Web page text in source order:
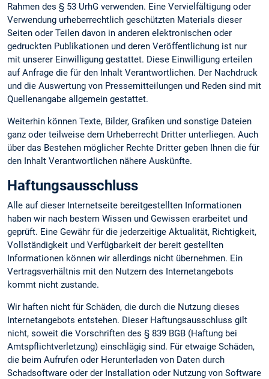
Rahmen des § 53 UrhG verwenden. Eine Vervielfältigung oder
Verwendung urheberrechtlich geschützten Materials dieser
Seiten oder Teilen davon in anderen elektronischen oder
gedruckten Publikationen und deren Veröffentlichung ist nur
mit unserer Einwilligung gestattet. Diese Einwilligung erteilen
auf Anfrage die für den Inhalt Verantwortlichen. Der Nachdruck
und die Auswertung von Pressemitteilungen und Reden sind mit
Quellenangabe allgemein gestattet.
Weiterhin können Texte, Bilder, Grafiken und sonstige Dateien
ganz oder teilweise dem Urheberrecht Dritter unterliegen. Auch
über das Bestehen möglicher Rechte Dritter geben Ihnen die für
den Inhalt Verantwortlichen nähere Auskünfte.
Haftungsausschluss
Alle auf dieser Internetseite bereitgestellten Informationen
haben wir nach bestem Wissen und Gewissen erarbeitet und
geprüft. Eine Gewähr für die jederzeitige Aktualität, Richtigkeit,
Vollständigkeit und Verfügbarkeit der bereit gestellten
Informationen können wir allerdings nicht übernehmen. Ein
Vertragsverhältnis mit den Nutzern des Internetangebots
kommt nicht zustande.
Wir haften nicht für Schäden, die durch die Nutzung dieses
Internetangebots entstehen. Dieser Haftungsausschluss gilt
nicht, soweit die Vorschriften des § 839 BGB (Haftung bei
Amtspflichtverletzung) einschlägig sind. Für etwaige Schäden,
die beim Aufrufen oder Herunterladen von Daten durch
Schadsoftware oder der Installation oder Nutzung von Software